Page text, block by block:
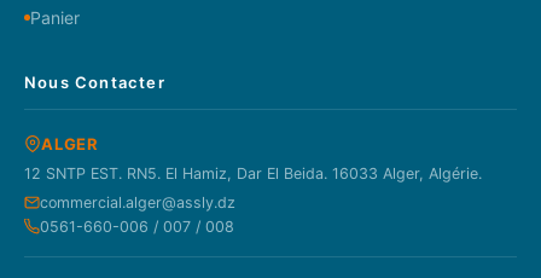
Panier
Nous Contacter
ALGER
12 SNTP EST. RN5. El Hamiz, Dar El Beida. 16033 Alger, Algérie.
commercial.alger@assly.dz
0561-660-006 / 007 / 008